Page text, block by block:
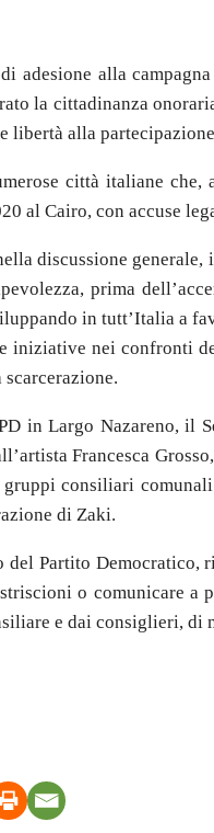
adesione alla
la cittadinanza
libertà alla
città italiane
al Cairo, con accuse
discussione
prima
in tutt’Italia a
iniziative nei confronti
in Largo Nazareno, il
Francesca
consiliari
di Zaki.
del Partito
o comunicare a
e dai consiglieri, di